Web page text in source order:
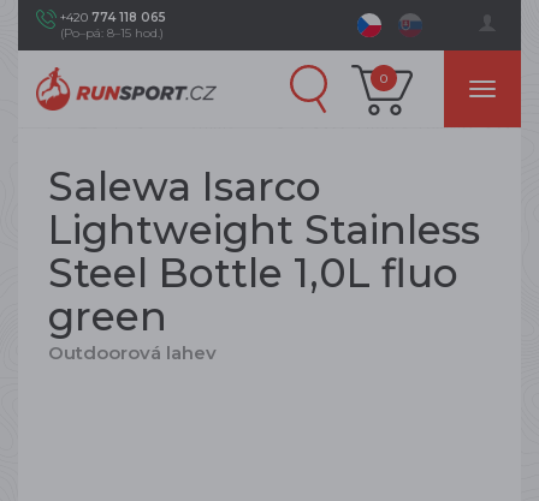
+420 774 118 065
(Po–pá: 8–15 hod.)
0
Salewa Isarco
Lightweight Stainless
Steel Bottle 1,0L fluo
green
Outdoorová lahev